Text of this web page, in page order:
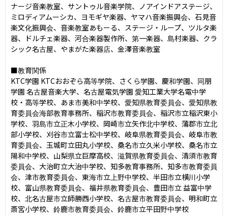
ナージ⾳楽教室、サントゥル⾳楽学院、ノアインドアステージ、
ミロディアムーシカ、ヨモギヤ楽器、ヤマハ⾳楽振興会、⽯⾒⾳
楽⽂化振興会、⾳楽教室あもーる、ステージ・ループ、ツルタ楽
器、ドルチェ楽器、河合楽器製作所、第⼀楽器、島村楽器、クラ
シック名古屋、やまがた楽器店、⾦澤⾳楽教室
■教育関係
KTC学園 KTCおおぞら⾼等学院、さくら学園、慶和学園、同朋
学園 名古屋⾳楽⼤学、名古屋電気学園 愛知⼯業⼤学名電中学
校・⾼等学校、あま市美和中学校、愛知県教育委員会、愛知県教
育委員会海部教育事務所、稲沢市教育委員会、稲沢市⽴稲沢東⼩
学校、⽻島市⽴正⽊⼩学校、岡崎市⽴⽮作北中学校、蒲郡市⽴北
部⼩学校、刈⾕市⽴富⼠松中学校、岐⾩県教育委員会、岐⾩市教
育委員会、⽟城町⽴⽥丸⼩学校、桑名市⽴久⽶⼩学校、桑名市⽴
陽和中学校、⼭梨県⽴巨摩高校、滋賀県教育委員会、清須市教育
委員会、⼤治町⽴⼤治中学校、知多教育事務所、知多市教育委員
会、津市教育委員会、東海市⽴上野中学校、半⽥市⽴横川⼩学
校、富⼭県教育委員会、福井県教育委員会、豊⽥市⽴ 益富中学
校、北名古屋市⽴師勝⻄⼩学校、名古屋市教育委員会、明和町⽴
斎宮⼩学校、鈴⿅市教育委員会、鈴⿅市⽴平⽥野中学校